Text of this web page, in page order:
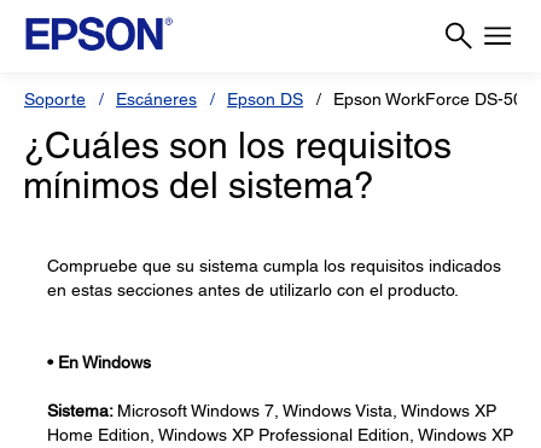
Soporte Escáneres Epson DS Epson WorkForce DS-
¿Cuáles son los requisitos
mínimos del sistema?
Compruebe que su sistema cumpla los requisitos indicados
en estas secciones antes de utilizarlo con el producto.
•En Windows
Sistema: Microsoft Windows 7, Windows Vista, Windows XP
Home Edition, Windows XP Professional Edition, Windows XP